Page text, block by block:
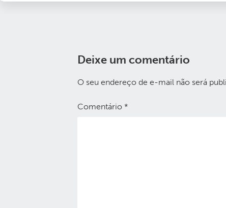
Deixe um comentário
O seu endereço de e-mail não será
Comentário *